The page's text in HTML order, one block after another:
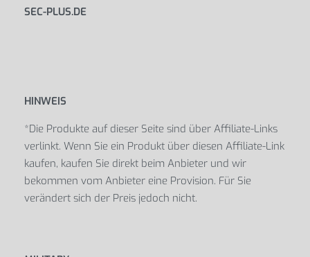
SEC-PLUS.DE
HINWEIS
*Die Produkte auf dieser Seite sind über Affiliate-Links
verlinkt. Wenn Sie ein Produkt über diesen Affiliate-Link
kaufen, kaufen Sie direkt beim Anbieter und wir
bekommen vom Anbieter eine Provision. Für Sie
verändert sich der Preis jedoch nicht.